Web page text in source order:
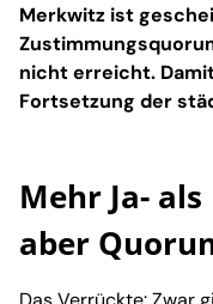
Merkwitz ist
nicht erreicht.
Fortsetzung der
Mehr Ja-
aber